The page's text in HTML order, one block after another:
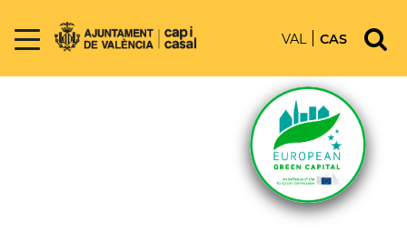
VAL CAS